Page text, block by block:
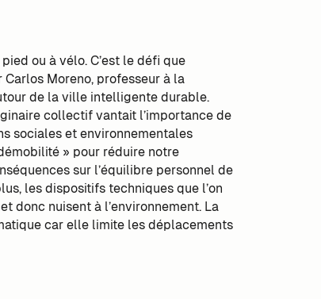
ou à vélo. C’est le défi que
Moreno, professeur à la
de la ville intelligente durable.
collectif vantait l’importance de
sociales et environnementales
» pour réduire notre
sur l’équilibre personnel de
les dispositifs techniques que l’on
donc nuisent à l’environnement. La
car elle limite les déplacements